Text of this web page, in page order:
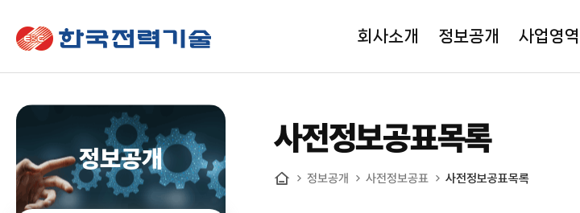
한국전력기술
회사소개 정보공개 사업영역
정보공개
사전정보공표목록
정보공개 사전정보공표 사전정보공표목록